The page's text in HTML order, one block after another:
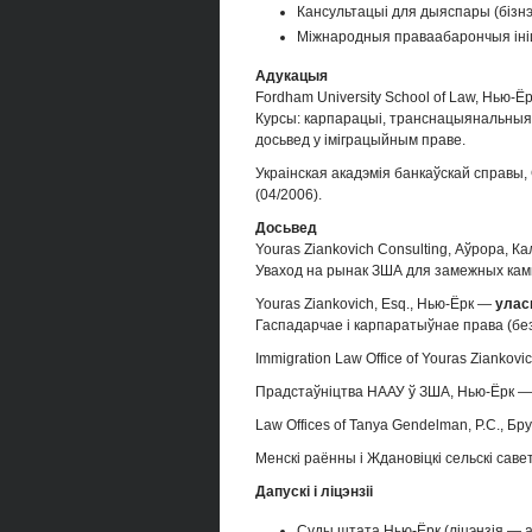
Кансультацыі для дыяспары
Міжнародныя праваабарончыя
Адукацыя
Fordham University School of Law, Нью-
Курсы: карпарацыі,
досьвед у іміграцыйным праве.
Украінская акадэмія банкаўскай
(04/2006).
Досьвед
Youras Ziankovich Consulting, Аўрора,
Уваход на рынак ЗША для замежных
Youras Ziankovich, Esq., Нью-Ёрк —
Гаспадарчае і карпаратыўнае права
Immigration Law Office of Youras
Прадстаўніцтва НААУ ў ЗША, Нью-Ёрк
Law Offices of Tanya Gendelman, P.C.,
Менскі раённы і Ждановіцкі сельскі
Дапускі і ліцэнзіі